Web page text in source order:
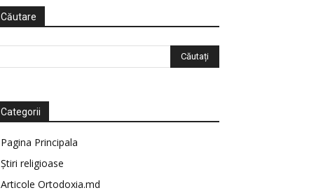
Căutare
Categorii
Pagina Principala
Știri religioase
Articole Ortodoxia.md